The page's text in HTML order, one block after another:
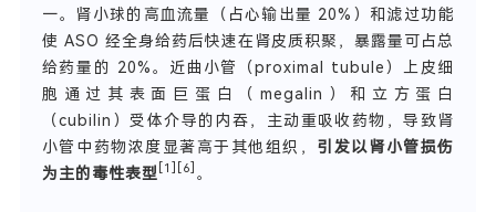
一。肾小球的高血流量（占心输出量 20%）和滤过功能
使 ASO 经全身给药后快速在肾皮质积聚，暴露量可占总
给药量的 20%。近曲小管（proximal tubule）上皮细
胞通过其表面巨蛋白（megalin）和立方蛋白
（cubilin）受体介导的内吞，主动重吸收药物，导致肾
小管中药物浓度显著高于其他组织， 引发以肾小管损伤
为主的毒性表型
[1][6] 。